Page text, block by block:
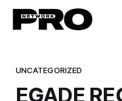
UNCATEGORIZED
EGADE